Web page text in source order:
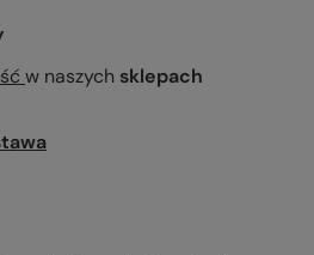
w naszych sklepach